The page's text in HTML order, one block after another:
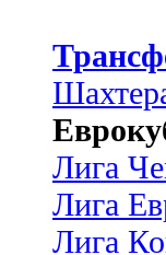
Лига
Лига
Лига